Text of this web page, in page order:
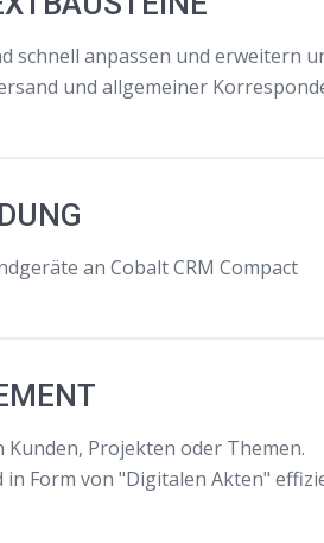
schnell anpassen und erweitern
und allgemeiner
an Cobalt CRM Compact
Projekten oder Themen.
Form von "Digitalen Akten"